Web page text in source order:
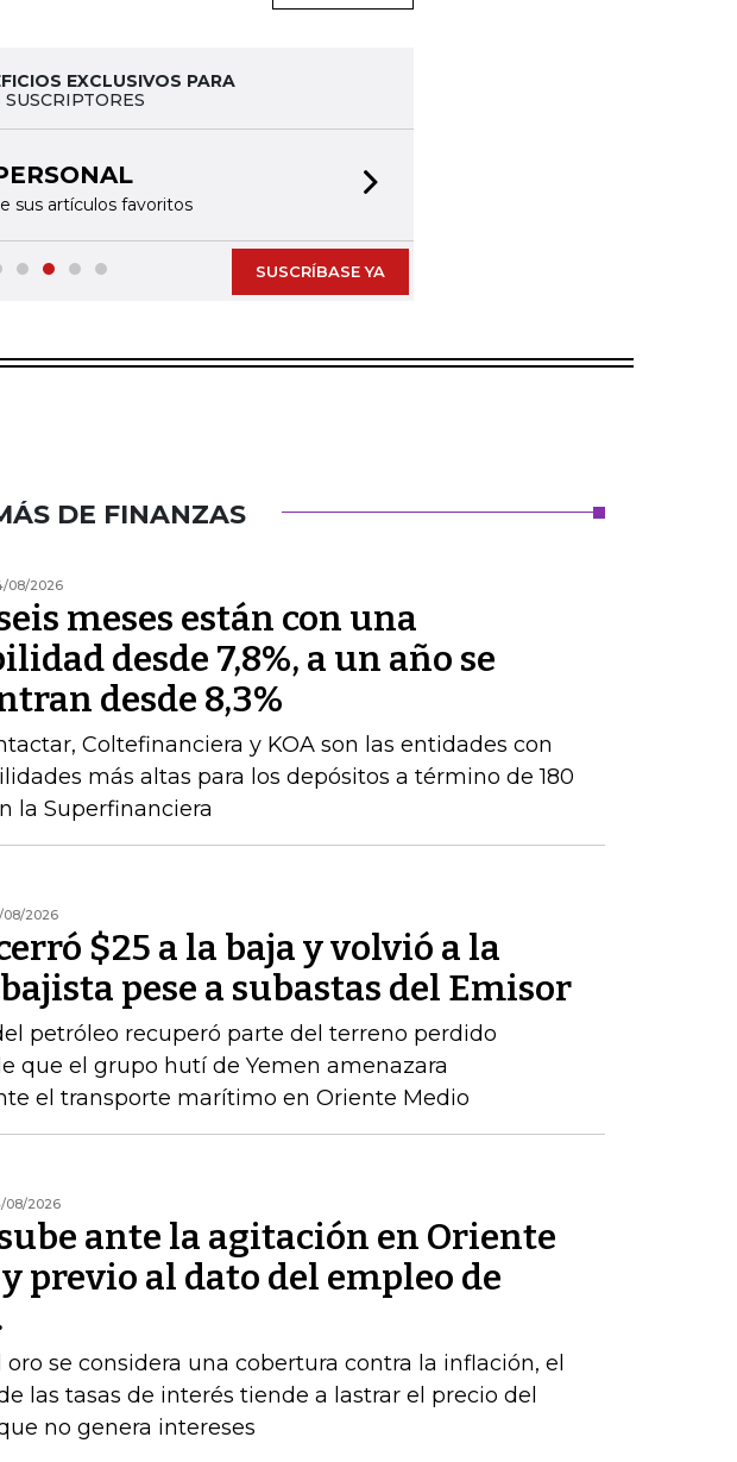
EXCLUSIVOS PARA
sus artículos favoritos
SUSCRÍBASE YA
DE FINANZAS
08/2026
meses están con una
desde 7,8%, a un año se
desde 8,3%
Coltefinanciera y KOA son las entidades con
más altas para los depósitos a término de 180
la Superfinanciera
08/2026
$25 a la baja y volvió a la
pese a subastas del Emisor
petróleo recuperó parte del terreno perdido
que el grupo hutí de Yemen amenazara
el transporte marítimo en Oriente Medio
08/2026
ante la agitación en Oriente
previo al dato del empleo de
se considera una cobertura contra la inflación, el
las tasas de interés tiende a lastrar el precio del
no genera intereses